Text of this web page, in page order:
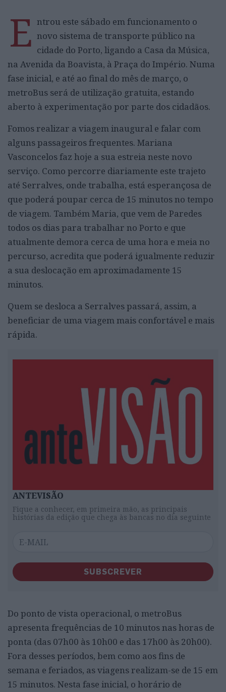
E ntrou este sábado em funcionamento o
novo sistema de transporte público na
cidade do Porto, ligando a Casa da Música,
na Avenida da Boavista, à Praça do Império. Numa
fase inicial, e até ao final do mês de março, o
metroBus será de utilização gratuita, estando
aberto à experimentação por parte dos cidadãos.
Fomos realizar a viagem inaugural e falar com
alguns passageiros frequentes. Mariana
Vasconcelos faz hoje a sua estreia neste novo
serviço. Como percorre diariamente este trajeto
até Serralves, onde trabalha, está esperançosa de
que poderá poupar cerca de 15 minutos no tempo
de viagem. Também Maria, que vem de Paredes
todos os dias para trabalhar no Porto e que
atualmente demora cerca de uma hora e meia no
percurso, acredita que poderá igualmente reduzir
a sua deslocação em aproximadamente 15
minutos.
Quem se desloca a Serralves passará, assim, a
beneficiar de uma viagem mais confortável e mais
rápida.
ANTEVISÃO
Fique a conhecer, em primeira mão, as principais
histórias da edição que chega às bancas no dia seguinte
SUBSCREVER
Do ponto de vista operacional, o metroBus
apresenta frequências de 10 minutos nas horas de
ponta (das 07h00 às 10h00 e das 17h00 às 20h00).
Fora desses períodos, bem como aos fins de
semana e feriados, as viagens realizam-se de 15 em
15 minutos. Nesta fase inicial, o horário de